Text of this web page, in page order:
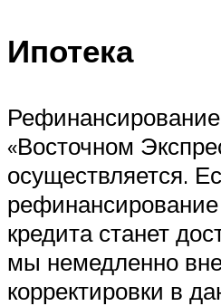
Ипотека
«Восточном
осуществляется.
рефинансирование
кредита станет
мы немедленно
корректировки в